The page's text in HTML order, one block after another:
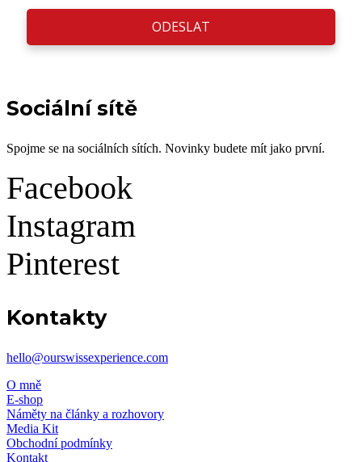
ODESLAT
Sociální sítě
Spojme se na sociálních sítích. Novinky budete mít jako první.
Facebook
Instagram
Pinterest
Kontakty
hello@ourswissexperience.com
O mně
E-shop
Náměty na články a rozhovory
Media Kit
Obchodní podmínky
Kontakt